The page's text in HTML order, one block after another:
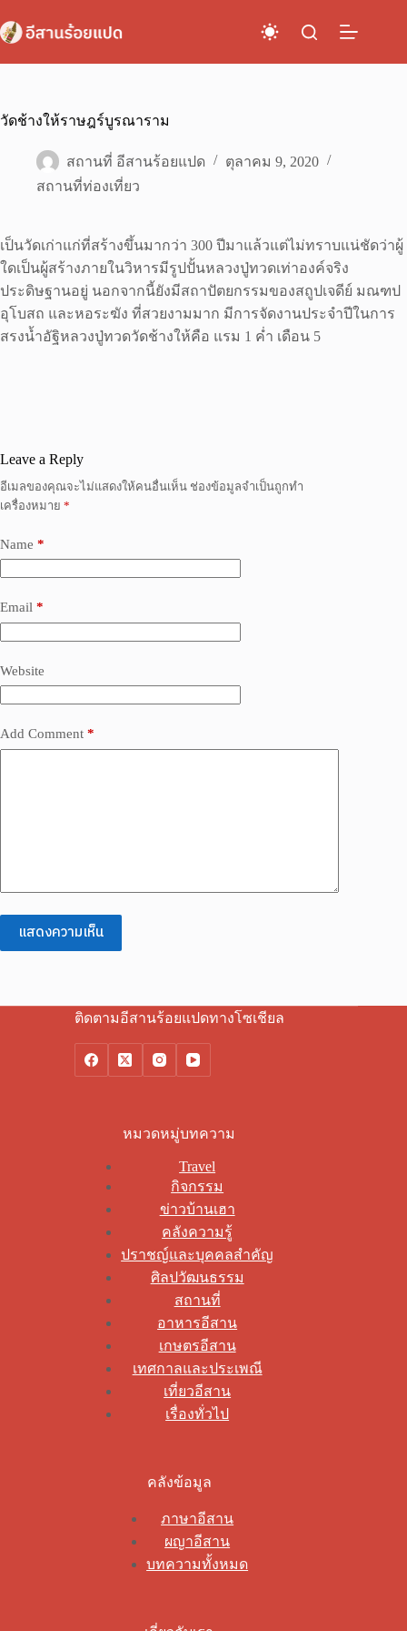
to
content
วัดช้างให้ราษฎร์บูรณาราม
สถานที่ อีสานร้อยแปด
ตุลาคม 9, 2020
สถานที่ท่องเที่ยว
เป็นวัดเก่าแก่ที่สร้างขึ้นมากว่า 300 ปีมาแล้วแต่ไม่ทราบแน่ชัดว่าผู้
ใดเป็นผู้สร้างภายในวิหารมีรูปปั้นหลวงปู่ทวดเท่าองค์จริง
ประดิษฐานอยู่ นอกจากนี้ยังมีสถาปัตยกรรมของสถูปเจดีย์ มณฑป
อุโบสถ และหอระฆัง ที่สวยงามมาก มีการจัดงานประจำปีในการ
สรงน้ำอัฐิหลวงปู่ทวดวัดช้างให้คือ แรม 1 ค่ำ เดือน 5
Leave a Reply
อีเมลของคุณจะไม่แสดงให้คนอื่นเห็น ช่องข้อมูลจำเป็นถูกทำ
เครื่องหมาย *
Name *
Email *
Website
Add Comment *
แสดงความเห็น
ติดตามอีสานร้อยแปดทางโซเชียล
หมวดหมู่บทความ
Travel
กิจกรรม
ข่าวบ้านเฮา
คลังความรู้
ปราชญ์และบุคคลสำคัญ
ศิลปวัฒนธรรม
สถานที่
อาหารอีสาน
เกษตรอีสาน
เทศกาลและประเพณี
เที่ยวอีสาน
เรื่องทั่วไป
คลังข้อมูล
ภาษาอีสาน
ผญาอีสาน
บทความทั้งหมด